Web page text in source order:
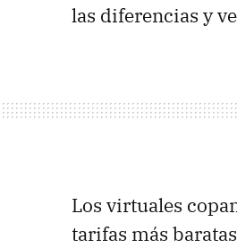
las diferencias y
Los virtuales
tarifas más